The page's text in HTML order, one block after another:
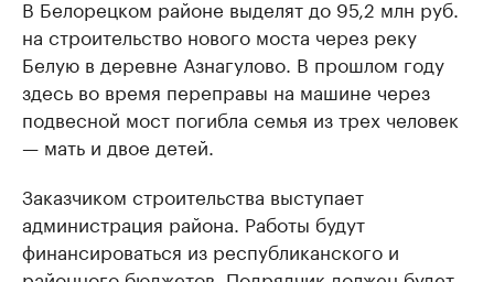
В Белорецком районе выделят до 95,2 млн руб.
на строительство нового моста через реку
Белую в деревне Азнагулово. В прошлом году
здесь во время переправы на машине через
подвесной мост погибла семья из трех человек
— мать и двое детей.
Заказчиком строительства выступает
администрация района. Работы будут
финансироваться из республиканского и